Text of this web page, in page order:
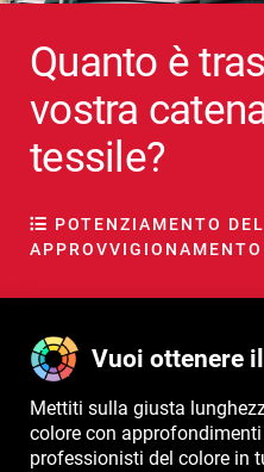
Quanto è
vostra
tessile?
POTENZIAMENTO
APPROVVIGIONAMENTO
Vuoi ottenere
Mettiti sulla giusta
colore con
professionisti del colore in